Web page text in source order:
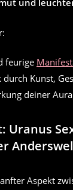
und
feurige
durch Kunst,
deiner
Uranus
Aspekt